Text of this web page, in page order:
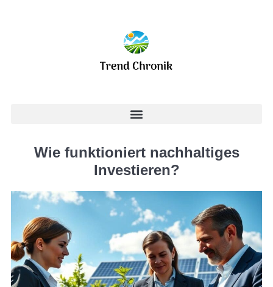
Wie funktioniert nachhaltiges
Investieren?